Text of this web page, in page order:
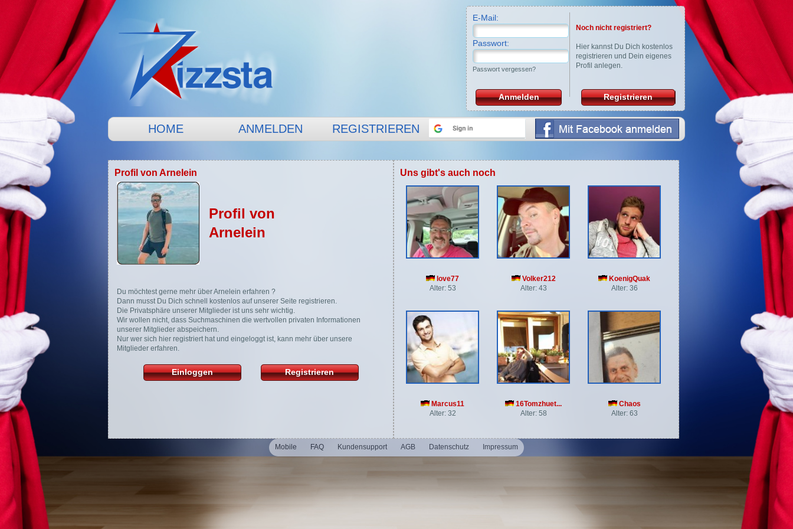
E-Mail:
Passwort:
Passwort vergessen?
Anmelden
Noch nicht registriert?
Hier kannst Du Dich kostenlos
registrieren und Dein eigenes
Profil anlegen.
Registrieren
HOME ANMELDEN REGISTRIEREN
Profil von Arnelein
Profil von
Arnelein
Du möchtest gerne mehr über Arnelein erfahren ?
Dann musst Du Dich schnell kostenlos auf unserer Seite registrieren.
Die Privatsphäre unserer Mitglieder ist uns sehr wichtig.
Wir wollen nicht, dass Suchmaschinen die wertvollen privaten Informationen
unserer Mitglieder abspeichern.
Nur wer sich hier registriert hat und eingeloggt ist, kann mehr über unsere
Mitglieder erfahren.
Einloggen Registrieren
Uns gibt's auch noch
love77
Alter: 53
Volker212
Alter: 43
KoenigQuak
Alter: 36
Marcus11
Alter: 32
16Tomzhuet...
Alter: 58
Chaos
Alter: 63
Mobile FAQ Kundensupport AGB Datenschutz Impressum